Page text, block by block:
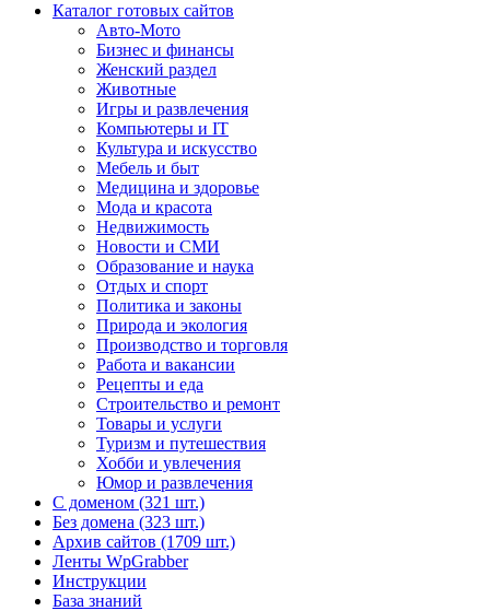
Каталог готовых сайтов
Авто-Мото
Бизнес и финансы
Женский раздел
Животные
Игры и развлечения
Компьютеры и IT
Культура и искусство
Мебель и быт
Медицина и здоровье
Мода и красота
Недвижимость
Новости и СМИ
Образование и наука
Отдых и спорт
Политика и законы
Природа и экология
Производство и торговля
Работа и вакансии
Рецепты и еда
Строительство и ремонт
Товары и услуги
Туризм и путешествия
Хобби и увлечения
Юмор и развлечения
С доменом (321 шт.)
Без домена (323 шт.)
Архив сайтов (1709 шт.)
Ленты WpGrabber
Инструкции
База знаний